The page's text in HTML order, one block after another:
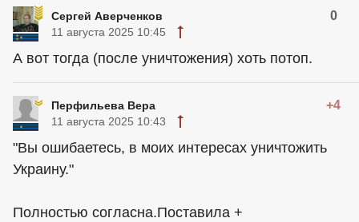
Сергей Аверченков 0
11 августа 2025 10:45
А вот тогда (после уничтожения) хоть потоп.
Перфильева Вера +4
11 августа 2025 10:43
"Вы ошибаетесь, в моих интересах уничтожить
Украину."
Полностью согласна.Поставила +